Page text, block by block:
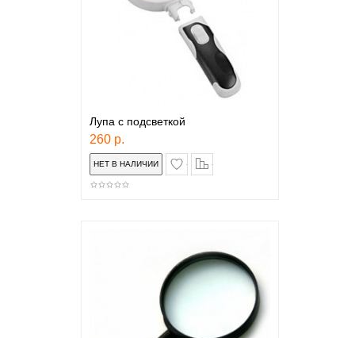
Лупа с подсветкой
260 р.
в закладки